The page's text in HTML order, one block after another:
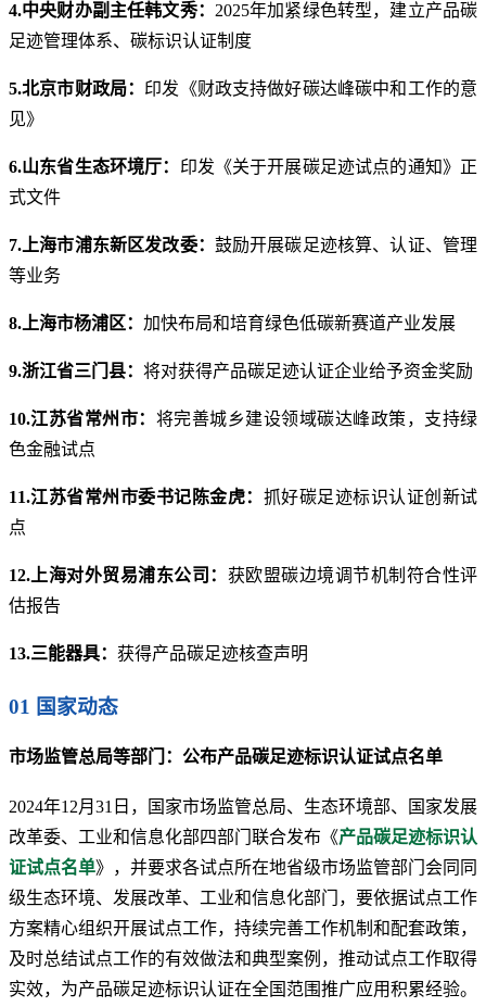
4.中央财办副主任韩文秀： 2025年加紧绿色转型，建立产品碳
足迹管理体系、碳标识认证制度
5.北京市财政局： 印发《财政支持做好碳达峰碳中和工作的意
见》
6.山东省生态环境厅： 印发《关于开展碳足迹试点的通知》正
式文件
7.上海市浦东新区发改委： 鼓励开展碳足迹核算、认证、管理
等业务
8.上海市杨浦区： 加快布局和培育绿色低碳新赛道产业发展
9.浙江省三门县： 将对获得产品碳足迹认证企业给予资金奖励
10.江苏省常州市： 将完善城乡建设领域碳达峰政策，支持绿
色金融试点
11.江苏省常州市委书记陈金虎： 抓好碳足迹标识认证创新试
点
12.上海对外贸易浦东公司： 获欧盟碳边境调节机制符合性评
估报告
13.三能器具： 获得产品碳足迹核查声明
01 国家动态
市场监管总局等部门：公布产品碳足迹标识认证试点名单
2024年12月31日，国家市场监管总局、生态环境部、国家发展
改革委、工业和信息化部四部门联合发布《产品碳足迹标识认
证试点名单》，并要求各试点所在地省级市场监管部门会同同
级生态环境、发展改革、工业和信息化部门，要依据试点工作
方案精心组织开展试点工作，持续完善工作机制和配套政策，
及时总结试点工作的有效做法和典型案例，推动试点工作取得
实效，为产品碳足迹标识认证在全国范围推广应用积累经验。